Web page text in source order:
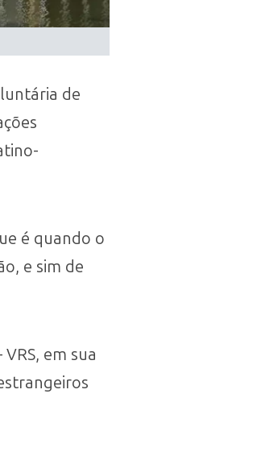
de
é quando o
e sim de
em sua